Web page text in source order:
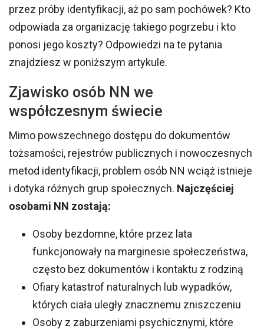
przez próby identyfikacji, aż po sam pochówek? Kto
odpowiada za organizację takiego pogrzebu i kto
ponosi jego koszty? Odpowiedzi na te pytania
znajdziesz w poniższym artykule.
Zjawisko osób NN we
współczesnym świecie
Mimo powszechnego dostępu do dokumentów
tożsamości, rejestrów publicznych i nowoczesnych
metod identyfikacji, problem osób NN wciąż istnieje
i dotyka różnych grup społecznych. Najczęściej
osobami NN zostają:
Osoby bezdomne, które przez lata
funkcjonowały na marginesie społeczeństwa,
często bez dokumentów i kontaktu z rodziną
Ofiary katastrof naturalnych lub wypadków,
których ciała uległy znacznemu zniszczeniu
Osoby z zaburzeniami psychicznymi, które